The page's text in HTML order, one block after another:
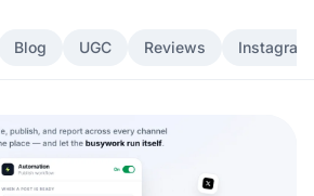
Blog UGC Reviews Instagram